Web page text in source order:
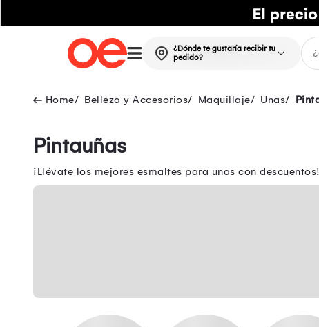
¿Dónde te gustaría recibir tu
pedido?
Belleza y Accesorios Maquillaje Uñas
Pintauñas
¡Llévate los mejores esmaltes para uñas con